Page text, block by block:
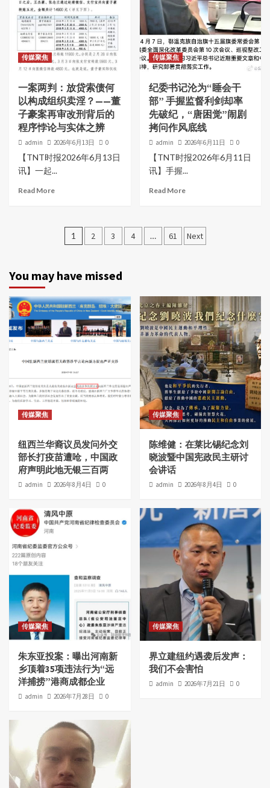
传媒聚焦
一案两判：放贷索债何
以构成组织卖淫？——董
子豪案再审改刑背后的
程序悖论与实体之辨
admin 2026年6月13日 0
【TNT时报2026年6月13日
讯】一起...
Read More
传媒聚焦
纪委书记沦为“睡会干
部” 手握监督利剑却率
先破纪，“唐困觉”闹剧
拷问作风底线
admin 2026年6月11日 0
【TNT时报2026年6月11日
讯】手握...
Read More
文
分
页
1 2 3 4 … 61 Next
You may have missed
传媒聚焦
纽西兰华裔议员发问外交
部长打疫苗遭呛，中国政
府声明此地无银三百两
admin 2026年8月4日 0
传媒聚焦
陈维健：在莱比锡纪念刘
晓波暨中国宪政民主研讨
会讲话
admin 2026年8月4日 0
传媒聚焦
朱东亚投案：曝出河南新
乡顶着35项违法行为“远
洋捕捞”港商成都企业
admin 2026年7月28日 0
传媒聚焦
界立建纽约遇袭后发声：
我们不会害怕
admin 2026年7月21日 0